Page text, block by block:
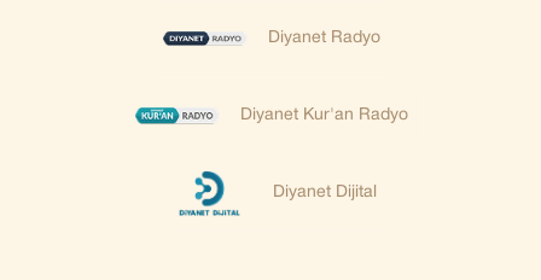
Diyanet Radyo
Diyanet Kur'an Radyo
Diyanet Dijital